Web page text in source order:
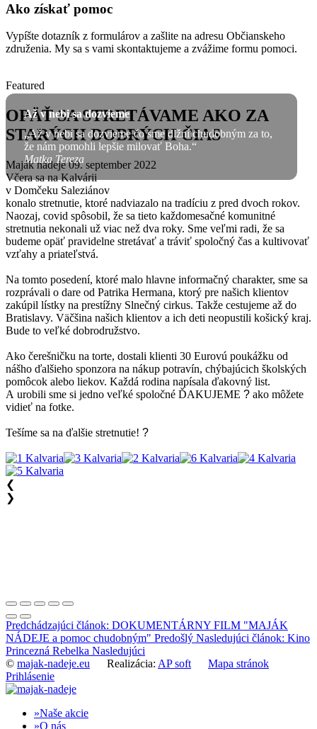
Ako získať pomoc
Vypíšte dotazník z formulárov a zašlite na adresu Občianskeho
združenia. My sa s vami skontaktujeme a zvážime formu pomoci.
Až v nebi sa dozvieme
„Až v nebi sa dozvieme čo sme dlžní chudobným za to,
že nám pomohli lepšie milovať Boha.“
Matka Tereza
Featured
OPÄŤ SA STRETÁVAME AKO ZA
STARÝCH DOBRÝCH ČIAS
Maják nádeje 09. september 2022
Včera sa na Kalvárii
v Domčeku Saleziánov
konalo stretnutie, ktoré nadviazalo na tradíciu z pred dvoch rokov.
Naozaj, covid spôsobil, že sa tieto každomesačné komunitné
stretnutia nekonali už viac než dva roky. Sme veľmi radi, že sa
budeme opäť pravidelne stretávať a tráviť spoločný čas a kultivovať
vzťahy a priateľstvá.
Na tomto posedení, ktoré malo hlavne informačný charakter, sme sa
rozprávali o dare od Patrika Hermana, ktorý pre našich klientov
zakúpil lístky na prestížny Slnečný cirkus. Takže cestujeme až do
Bratislavy. Väčšina našich klientov a ich deti neopustili košický kraj.
Bude to veľké dobrodružstvo.
Ako čerešničku na torte, dostali klienti 30 Eurovú poukážku od
nášho ďalšieho sponzora na nákup potravín, chýbajúcich školských
pomôcok alebo liekov. Každá rodina napísala ďakovný list.
A urobili sme si jedno veľké spoločné ĎAKUJEME ? ako môžete
vidieť na fotke.
Tešíme sa na ďalšie stretnutie! ?
❮
❯
Predchádzajúci článok: DOKUMENTÁRNY FILM "MAJÁK
NÁDEJE a pomoc chudobným" Predošlý Nasledujúci článok: Kino
Princezná Rebelka Nasledujúci
© majak-nadeje.eu Realizácia: AP soft
Mapa stránok
Prihlásenie
Naše akcie
O nás